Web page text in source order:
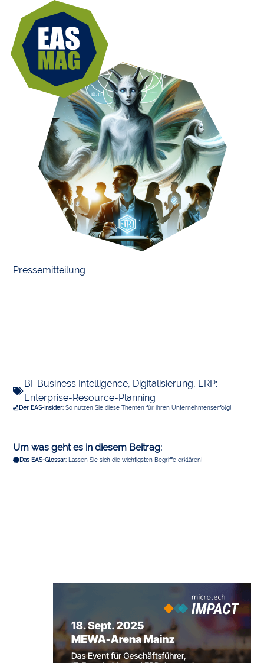
Pressemitteilung
BI: Business Intelligence, Digitalisierung, ERP:
Enterprise-Resource-Planning
Der EAS-Insider: So nutzen Sie diese Themen für ihren Unternehmenserfolg!
Um was geht es in diesem Beitrag:
Das EAS-Glossar: Lassen Sie sich die wichtigsten Begriffe erklären!